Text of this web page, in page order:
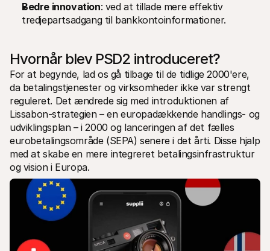
Bedre innovation: ved at tillade mere effektiv
tredjepartsadgang til bankkontoinformationer.
Hvornår blev PSD2 introduceret?
For at begynde, lad os gå tilbage til de tidlige 2000'ere,
da betalingstjenester og virksomheder ikke var strengt
reguleret. Det ændrede sig med introduktionen af
Lissabon-strategien – en europadækkende handlings- og
udviklingsplan – i 2000 og lanceringen af det fælles
eurobetalingsområde (SEPA) senere i det årti. Disse hjalp
med at skabe en mere integreret betalingsinfrastruktur
og vision i Europa.